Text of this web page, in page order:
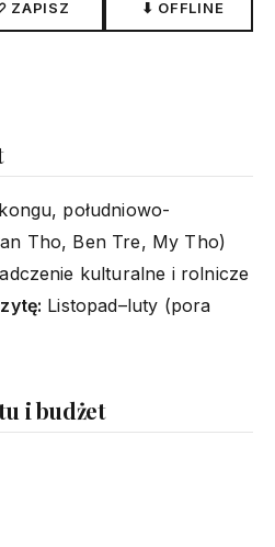
ZAPISZ ⬇ OFFLINE
południowo-
Tho, Ben Tre, My Tho)
kulturalne i rolnicze
Listopad–luty (pora
i budżet